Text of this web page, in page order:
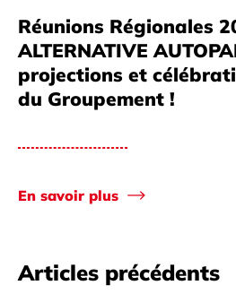
Réunions Régionales
ALTERNATIVE
projections et
du Groupement !
En savoir plus
Articles précédents